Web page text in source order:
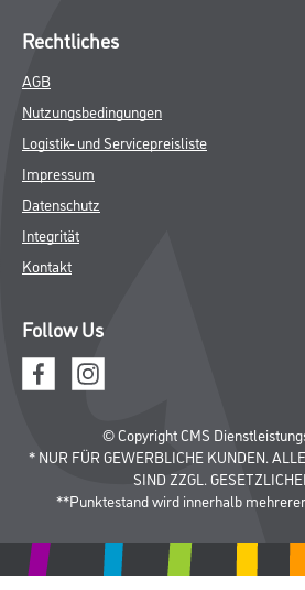
Rechtliches
AGB
Nutzungsbedingungen
Logistik- und Servicepreisliste
Impressum
Datenschutz
Integrität
Kontakt
Follow Us
© Copyright CMS
* NUR FÜR GEWERBLICHE KUNDEN.
SIND ZZGL.
**Punktestand wird innerhalb